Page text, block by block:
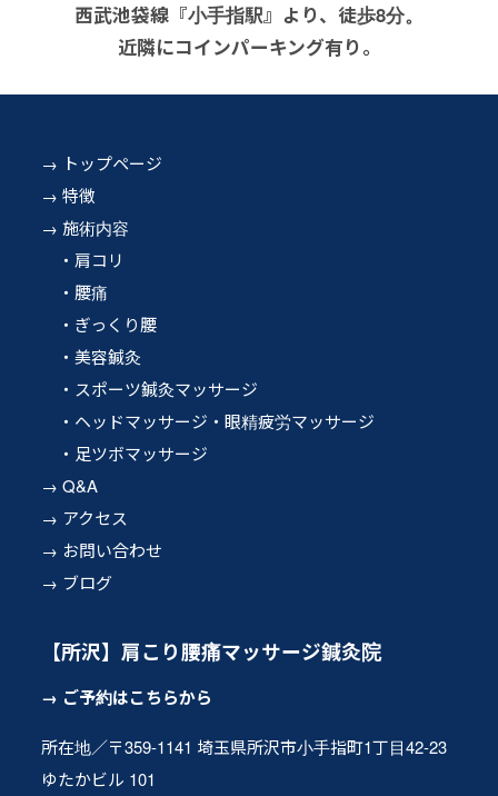
西武池袋線『小手指駅』より、徒歩8分。
近隣にコインパーキング有り。
トップページ
特徴
施術内容
肩コリ
腰痛
ぎっくり腰
美容鍼灸
スポーツ鍼灸マッサージ
ヘッドマッサージ・眼精疲労マッサージ
足ツボマッサージ
Q&A
アクセス
お問い合わせ
ブログ
【所沢】肩こり腰痛マッサージ鍼灸院
ご予約はこちらから
所在地／〒359-1141 埼玉県所沢市小手指町1丁目42-23
ゆたかビル 101